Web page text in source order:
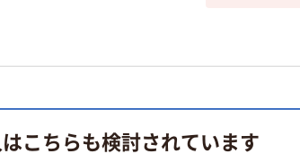
こちらも検討されています